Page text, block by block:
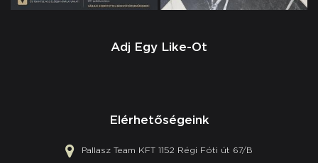
Adj Egy Like-Ot
Elérhetőségeink
Pallasz Team KFT 1152 Régi Fóti út 67/B